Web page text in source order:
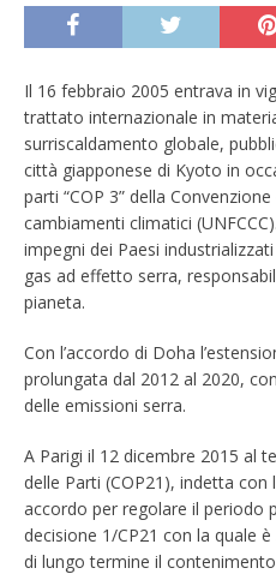
Il 16 febbraio 2005 entrava in
trattato internazionale in
surriscaldamento globale,
città giapponese di Kyoto in
parti “COP 3” della
cambiamenti climatici
impegni dei Paesi
gas ad effetto serra,
pianeta.
Con l’accordo di Doha
prolungata dal 2012 al 2020,
delle emissioni serra.
A Parigi il 12 dicembre 2015 al
delle Parti (COP21), indetta con
accordo per regolare il periodo
decisione 1/CP21 con la quale
di lungo termine il